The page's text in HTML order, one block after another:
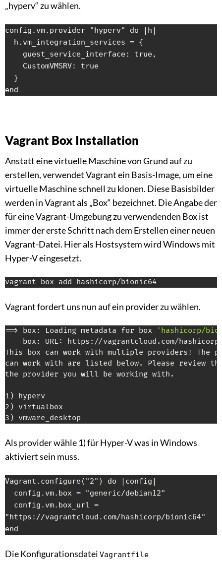
„hyperv“ zu wählen.
config.vm.provider "hyperv" do |h|
end
Vagrant Box Installation
Anstatt eine virtuelle Maschine von Grund auf zu
erstellen, verwendet Vagrant ein Basis-Image, um eine
virtuelle Maschine schnell zu klonen. Diese Basisbilder
werden in Vagrant als „Box“ bezeichnet. Die Angabe der
für eine Vagrant-Umgebung zu verwendenden Box ist
immer der erste Schritt nach dem Erstellen einer neuen
Vagrant-Datei. Hier als Hostsystem wird Windows mit
Hyper-V eingesetzt.
vagrant box add hashicorp/bionic64
Vagrant fordert uns nun auf ein provider zu wählen.
==> box: Loading metadata for box
'hashicorp/
box: URL: https://vagrantcloud.com/
This box can work with multiple providers! The
can work with are listed below. Please review
the provider you will be working with.
1) hyperv
2) virtualbox
3) vmware_desktop
Als provider wähle 1) für Hyper-V was in Windows
aktiviert sein muss.
Vagrant.configure("2") do |config|
"https://vagrantcloud.com/hashicorp/bionic64"
end
Die Konfigurationsdatei Vagrantfile